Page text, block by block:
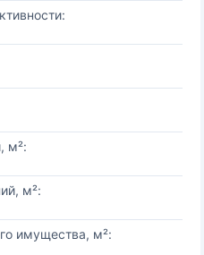
м²:
м²:
имущества, м²: